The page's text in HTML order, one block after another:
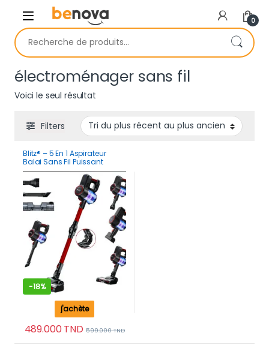
Skip to navigation
Skip to content
0
Recherche pour :
électroménager sans fil
Voici le seul résultat
Filters
Blitz® – 5 En 1 Aspirateur
Balai Sans Fil Puissant
30Kpa Léger Et Silencieux
Avec Eclairage LED
-18%
489.000TND 599.000TND
j'achète